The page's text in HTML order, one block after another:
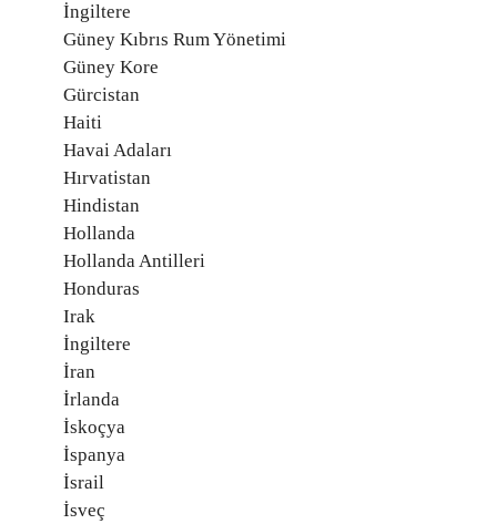
İngiltere
Güney Kıbrıs Rum Yönetimi
Güney Kore
Gürcistan
Haiti
Havai Adaları
Hırvatistan
Hindistan
Hollanda
Hollanda Antilleri
Honduras
Irak
İngiltere
İran
İrlanda
İskoçya
İspanya
İsrail
İsveç